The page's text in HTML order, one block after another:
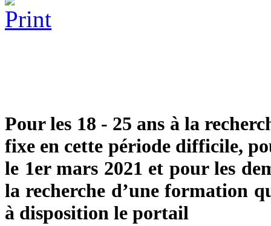
Pour les 18 - 25 ans à la
fixe en cette période difficile,
le 1er mars 2021 et pour les
la recherche d’une formation
à disposition le portail